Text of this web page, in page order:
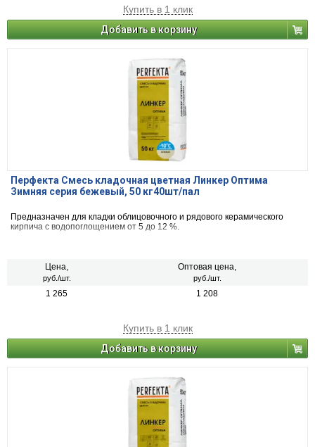
Купить в 1 клик
Добавить в корзину
Перфекта Смесь кладочная цветная Линкер Оптима
Зимняя серия бежевый, 50 кг40шт/пал
Предназначен для кладки облицовочного и рядового керамического
кирпича с водопоглощением от 5 до 12 %.
Цена,
руб./шт.
Оптовая цена,
руб./шт.
1 265 1 208
Купить в 1 клик
Добавить в корзину